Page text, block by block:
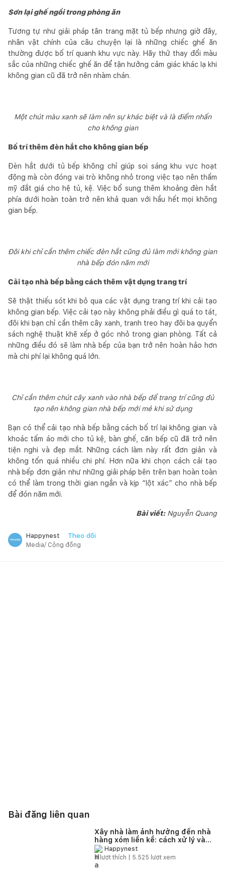
Sơn lại ghế ngồi trong phòng ăn
Tương tự như giải pháp tân trang mặt tủ bếp nhưng giờ đây,
nhân vật chính của câu chuyện lại là những chiếc ghế ăn
thường được bố trí quanh khu vực này. Hãy thử thay đổi màu
sắc của những chiếc ghế ăn để tận hưởng cảm giác khác lạ khi
không gian cũ đã trở nên nhàm chán.
Một chút màu xanh sẽ làm nên sự khác biệt và là điểm nhấn
cho không gian
Bố trí thêm đèn hắt cho không gian bếp
Đèn hắt dưới tủ bếp không chỉ giúp soi sáng khu vực hoạt
động mà còn đóng vai trò không nhỏ trong việc tạo nên thẩm
mỹ đắt giá cho hệ tủ, kệ. Việc bổ sung thêm khoảng đèn hắt
phía dưới hoàn toàn trở nên khả quan với hầu hết mọi không
gian bếp.
Đôi khi chỉ cần thêm chiếc đèn hắt cũng đủ làm mới không gian
nhà bếp đón năm mới
Cải tạo nhà bếp bằng cách thêm vật dụng trang trí
Sẽ thật thiếu sót khi bỏ qua các vật dụng trang trí khi cải tạo
không gian bếp. Việc cải tạo này không phải điều gì quá to tát,
đôi khi bạn chỉ cần thêm cây xanh, tranh treo hay đôi ba quyển
sách nghệ thuật khẽ xếp ở góc nhỏ trong gian phòng. Tất cả
những điều đó sẽ làm nhà bếp của bạn trở nên hoàn hảo hơn
mà chi phí lại không quá lớn.
Chỉ cần thêm chút cây xanh vào nhà bếp để trang trí cũng đủ
tạo nên không gian nhà bếp mới mẻ khi sử dụng
Bạn có thể cải tạo nhà bếp bằng cách bố trí lại không gian và
khoác tấm áo mới cho tủ kệ, bàn ghế, căn bếp cũ đã trở nên
tiện nghi và đẹp mắt. Những cách làm này rất đơn giản và
không tốn quá nhiều chi phí. Hơn nữa khi chọn cách cải tạo
nhà bếp đơn giản như những giải pháp bên trên bạn hoàn toàn
có thể làm trong thời gian ngắn và kịp “lột xác” cho nhà bếp
để đón năm mới.
Bài viết:Nguyễn Quang
Happynest Theo dõi
Media/ Cộng đồng
Bài đăng liên quan
Xây nhà làm ảnh hưởng đến nhà
hàng xóm liền kề: cách xử lý và
giải quyết
Happynest
4 lượt thích | 5.525 lượt xem